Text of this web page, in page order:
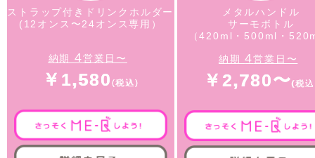
ストラップ付きドリンクホルダー
(12オンス〜24オンス専用）
納期 4営業日〜
￥1,580
メタルハンドル
サーモボトル
（420ml・500ml・
納期4営業日〜
￥2,780〜